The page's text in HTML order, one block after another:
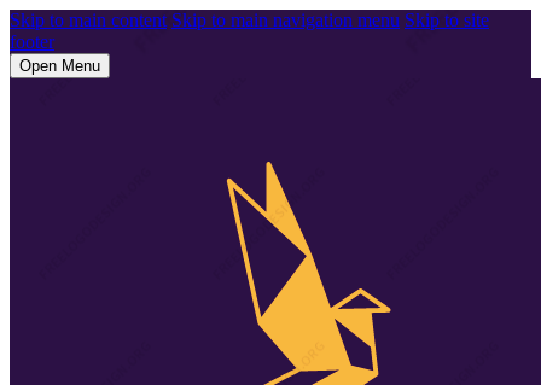
Skip to main content Skip to main navigation menu Skip to site
footer
Open Menu